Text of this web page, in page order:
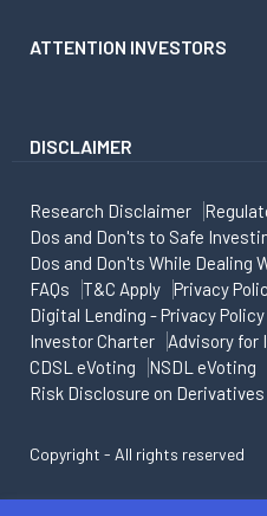
ATTENTION INVESTORS
DISCLAIMER
Research Disclaimer
Dos and Don'ts to Safe
Dos and Don'ts While Dealing
FAQs
T&C Apply
Privacy
Digital Lending - Privacy Policy
Investor Charter
Advisory for
CDSL eVoting
NSDL eVoting
Risk Disclosure on Derivatives
Copyright - All rights reserved